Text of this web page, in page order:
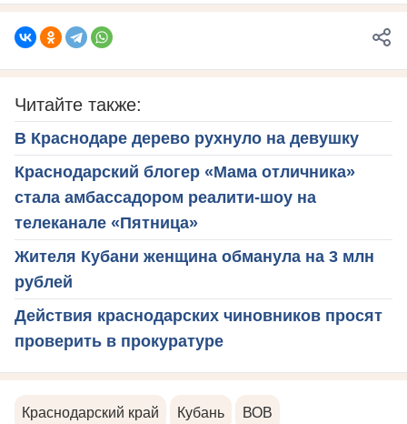
Читайте также:
В Краснодаре дерево рухнуло на девушку
Краснодарский блогер «Мама отличника»
стала амбассадором реалити-шоу на
телеканале «Пятница»
Жителя Кубани женщина обманула на 3 млн
рублей
Действия краснодарских чиновников просят
проверить в прокуратуре
Краснодарский край Кубань ВОВ